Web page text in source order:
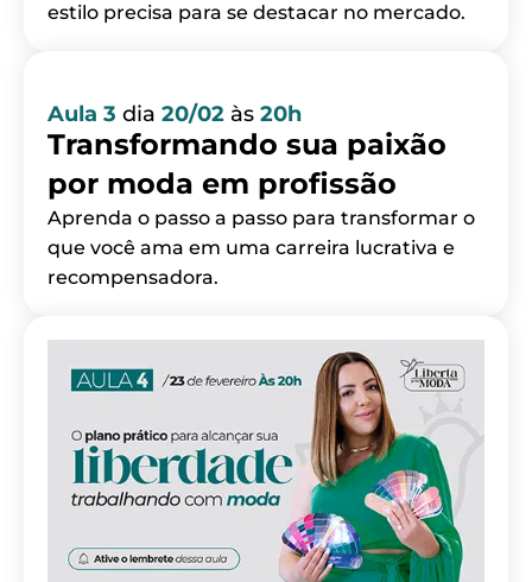
estilo precisa para se destacar no mercado.
Aula 3 dia 20/02 às 20h
Transformando sua paixão
por moda em profissão
Aprenda o passo a passo para transformar o
que você ama em uma carreira lucrativa e
recompensadora.